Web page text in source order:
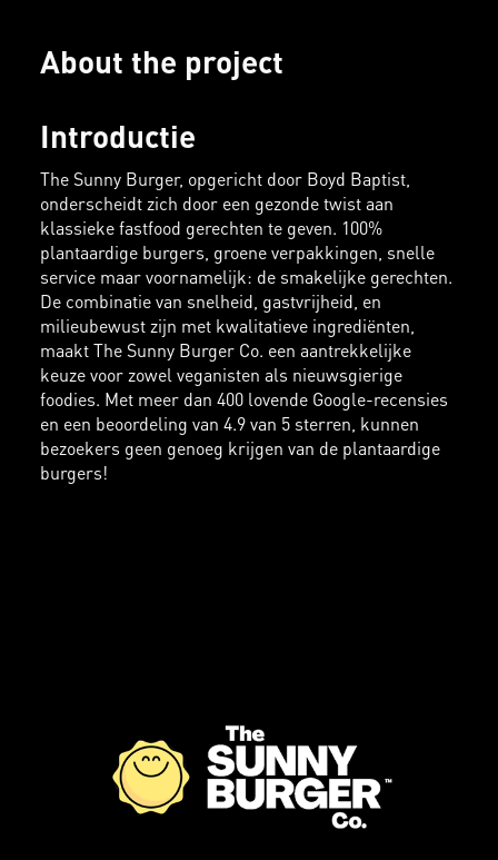
About the project
Introductie
The Sunny Burger, opgericht door Boyd Baptist,
onderscheidt zich door een gezonde twist aan
klassieke fastfood gerechten te geven. 100%
plantaardige burgers, groene verpakkingen, snelle
service maar voornamelijk: de smakelijke gerechten.
De combinatie van snelheid, gastvrijheid, en
milieubewust zijn met kwalitatieve ingrediënten,
maakt The Sunny Burger Co. een aantrekkelijke
keuze voor zowel veganisten als nieuwsgierige
foodies. Met meer dan 400 lovende Google-recensies
en een beoordeling van 4.9 van 5 sterren, kunnen
bezoekers geen genoeg krijgen van de plantaardige
burgers!